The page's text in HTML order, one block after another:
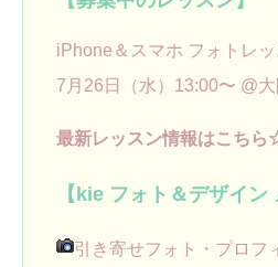
iPhone＆スマホ フォトレ
7月26日（水）13:00〜 @大
最新レッスン情報はこち
【kie フォト＆デザイン
引き寄せフォト・プロフ